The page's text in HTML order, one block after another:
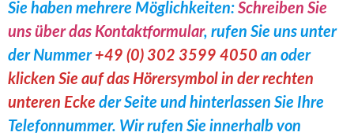
Sie haben mehrere Möglichkeiten: Schreiben Sie
uns über das Kontaktformular, rufen Sie uns unter
der Nummer +49 (0) 302 3599 4050 an oder
klicken Sie auf das Hörersymbol in der rechten
unteren Ecke der Seite und hinterlassen Sie Ihre
Telefonnummer. Wir rufen Sie innerhalb von